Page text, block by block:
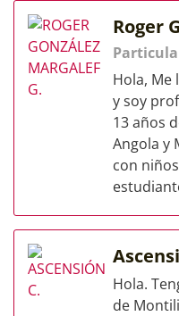
Roger
Hola, Me
y soy
13 años
Angola y
con
Hola.
de